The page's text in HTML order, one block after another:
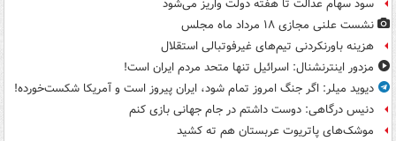
سود سهام عدالت تا هفته دولت واریز می‌شود
نشست علنی مجازی ۱۸ مرداد ماه مجلس
هزینه باورنکردنی تیم‌های غیرفوتبالی استقلال
مزدور اینترنشنال: اسرائیل تنها متحد مردم ایران است!
دیوید میلر: اگر جنگ امروز تمام شود، ایران پیروز است و آمریکا شکست‌خورده!
دنیس درگاهی: دوست داشتم در جام جهانی بازی کنم
موشک‌های پاتریوت عربستان هم ته‌ کشید